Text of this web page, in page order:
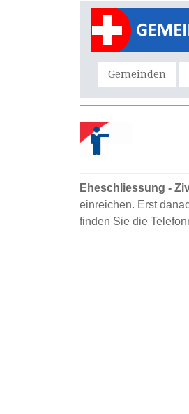
Gemeinden
Eheschliessung -
einreichen. Erst
finden Sie die